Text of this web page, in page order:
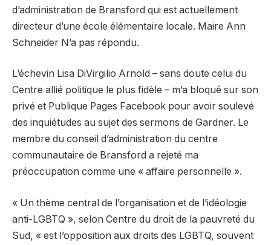
d’administration de Bransford qui est actuellement
directeur d’une école élémentaire locale. Maire Ann
Schneider N’a pas répondu.
L’échevin Lisa DiVirgilio Arnold – sans doute celui du
Centre allié politique le plus fidèle – m’a bloqué sur son
privé et Publique Pages Facebook pour avoir soulevé
des inquiétudes au sujet des sermons de Gardner. Le
membre du conseil d’administration du centre
communautaire de Bransford a rejeté ma
préoccupation comme une « affaire personnelle ».
« Un thème central de l’organisation et de l’idéologie
anti-LGBTQ », selon Centre du droit de la pauvreté du
Sud, « est l’opposition aux droits des LGBTQ, souvent